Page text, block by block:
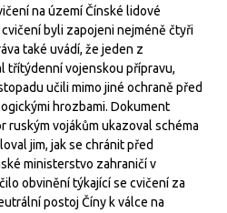
na území Čínské lidové
byli zapojeni nejméně čtyři
také uvádí, že jeden z
třítýdenní vojenskou přípravu,
učili mimo jiné ochraně před
hrozbami. Dokument
ruským vojákům ukazoval schéma
jim, jak se chránit před
ministerstvo zahraničí v
obvinění týkající se cvičení za
postoj Číny k válce na